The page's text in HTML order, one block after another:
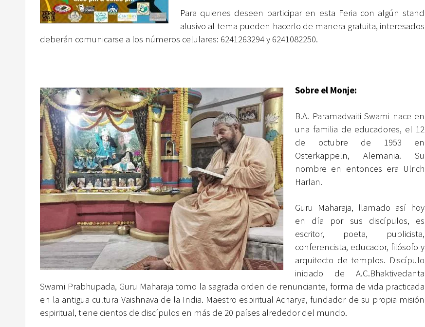
Para quienes deseen participar en esta Feria con algún stand
alusivo al tema pueden hacerlo de manera gratuita, interesados
deberán comunicarse a los números celulares: 6241263294 y 6241082250.
Sobre el Monje:
B.A. Paramadvaiti Swami nace en
una familia de educadores, el 12
de octubre de 1953 en
Osterkappeln, Alemania. Su
nombre en entonces era Ulrich
Harlan.
Guru Maharaja, llamado así hoy
en día por sus discípulos, es
escritor, poeta, publicista,
conferencista, educador, filósofo y
arquitecto de templos. Discípulo
iniciado de A.C.Bhaktivedanta
Swami Prabhupada, Guru Maharaja tomo la sagrada orden de renunciante, forma de vida practicada
en la antigua cultura Vaishnava de la India. Maestro espiritual Acharya, fundador de su propia misión
espiritual, tiene cientos de discípulos en más de 20 países alrededor del mundo.